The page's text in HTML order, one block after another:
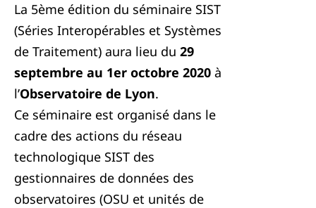
La 5ème édition du séminaire SIST
(Séries Interopérables et Systèmes
de Traitement) aura lieu du 29
septembre au 1er octobre 2020 à
l’Observatoire de Lyon.
Ce séminaire est organisé dans le
cadre des actions du réseau
technologique SIST des
gestionnaires de données des
observatoires (OSU et unités de